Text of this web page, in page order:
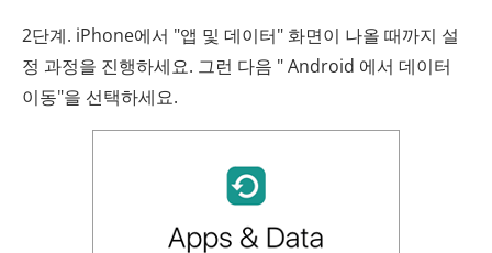
2단계. iPhone에서 "앱 및 데이터" 화면이 나올 때까지 설
정 과정을 진행하세요. 그런 다음 " Android 에서 데이터
이동"을 선택하세요.